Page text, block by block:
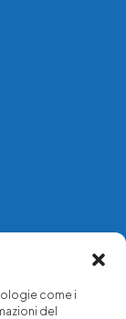
come i
del